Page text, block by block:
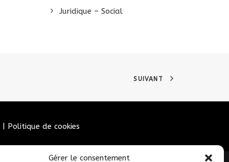
Gérer le consentement
Juridique – Social
SUIVANT
Politique de cookies